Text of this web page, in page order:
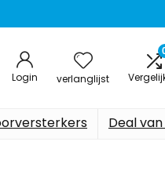
Login verlanglijst
Deal